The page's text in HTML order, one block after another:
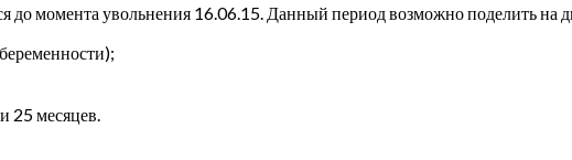
до момента увольнения 16.06.15. Данный период возможно поделить на
25 месяцев.